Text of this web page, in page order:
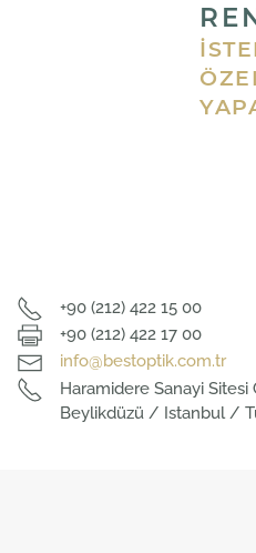
+90 (212) 422 15 00
+90 (212) 422 17 00
info@bestoptik.com.tr
Haramidere Sanayi Sitesi
Beylikdüzü / Istanbul /